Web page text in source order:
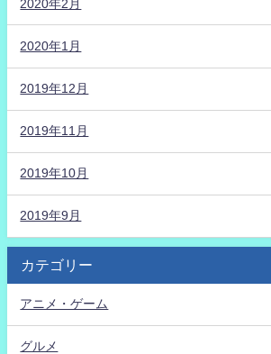
2020年2月
2020年1月
2019年12月
2019年11月
2019年10月
2019年9月
カテゴリー
アニメ・ゲーム
グルメ